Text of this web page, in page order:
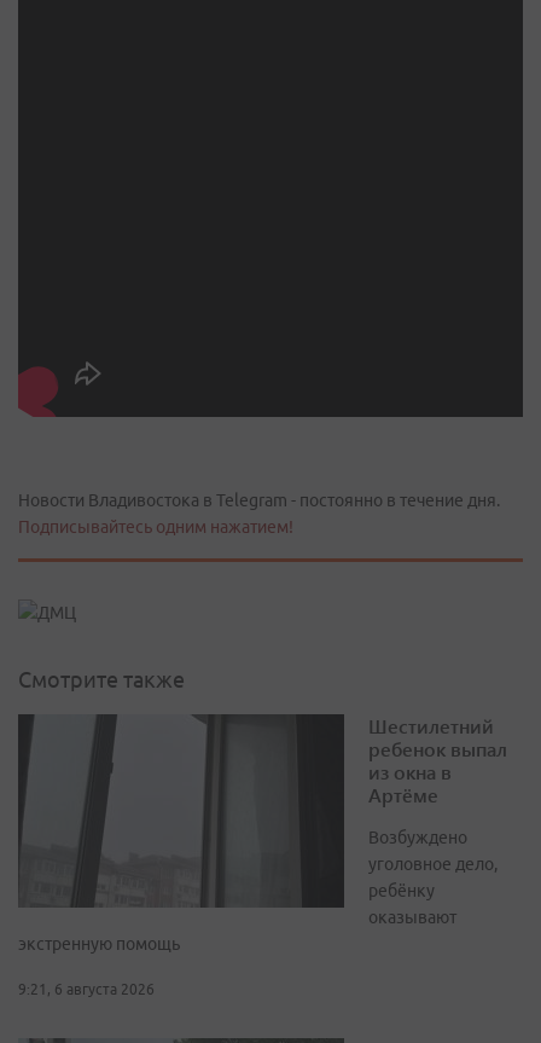
Новости Владивостока в Telegram - постоянно в течение дня.
Подписывайтесь одним нажатием!
Смотрите также
Шестилетний
ребенок выпал
из окна в
Артёме
Возбуждено
уголовное дело,
ребёнку
оказывают
экстренную помощь
9:21, 6 августа 2026